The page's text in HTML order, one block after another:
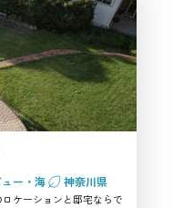
ー・海 神奈川県
ケーションと邸宅ならで